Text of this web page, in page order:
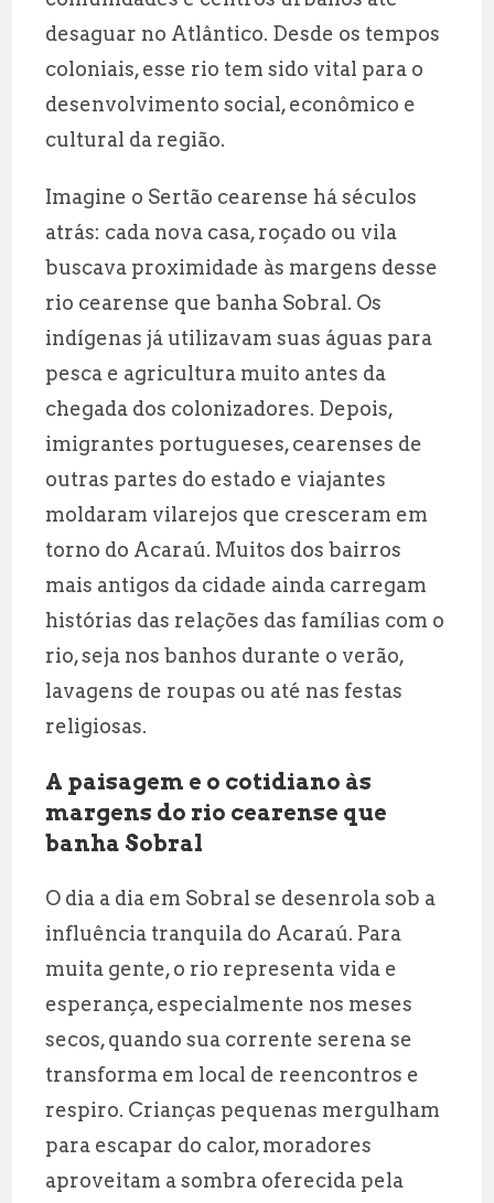
desaguar no Atlântico. Desde os tempos
coloniais, esse rio tem sido vital para o
desenvolvimento social, econômico e
cultural da região.
Imagine o Sertão cearense há séculos
atrás: cada nova casa, roçado ou vila
buscava proximidade às margens desse
rio cearense que banha Sobral. Os
indígenas já utilizavam suas águas para
pesca e agricultura muito antes da
chegada dos colonizadores. Depois,
imigrantes portugueses, cearenses de
outras partes do estado e viajantes
moldaram vilarejos que cresceram em
torno do Acaraú. Muitos dos bairros
mais antigos da cidade ainda carregam
histórias das relações das famílias com o
rio, seja nos banhos durante o verão,
lavagens de roupas ou até nas festas
religiosas.
A paisagem e o cotidiano às
margens do rio cearense que
banha Sobral
O dia a dia em Sobral se desenrola sob a
influência tranquila do Acaraú. Para
muita gente, o rio representa vida e
esperança, especialmente nos meses
secos, quando sua corrente serena se
transforma em local de reencontros e
respiro. Crianças pequenas mergulham
para escapar do calor, moradores
aproveitam a sombra oferecida pela